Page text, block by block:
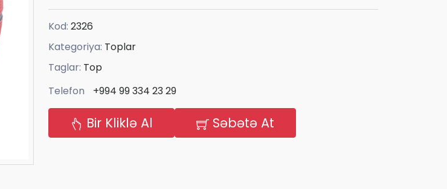
Kod: 2326
Kategoriya: Toplar
Taglar: Top
Telefon
+994 99 334 23 29
Bir Kliklə Al Səbətə At